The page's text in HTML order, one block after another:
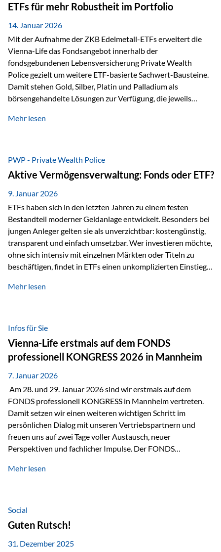
bedeutet: Das Portfolio bildet die Weltmärkte möglichst
breit ab, ohne die…
ETFs für mehr Robustheit im Portfolio
14. Januar 2026
Mit der Aufnahme der ZKB Edelmetall-ETFs erweitert die
Vienna-Life das Fondsangebot innerhalb der
fondsgebundenen Lebensversicherung Private Wealth
Police gezielt um weitere ETF-basierte Sachwert-Bausteine.
Damit stehen Gold, Silber, Platin und Palladium als
börsengehandelte Lösungen zur Verfügung, die jeweils
dabei nicht auf einzelnen Marktmeinungen, sondern auf
Inflationsrobustheit und Stabilisierung – eingebettet in eine
liechtensteinische Versicherungsstruktur. Die
Sicherheitsarchitektur: Liechtenstein als Strukturprinzip Die
Private Wealth Police positioniert sich mit einer dreistufigen
Sicherheitsarchitektur, die auf mehreren Ebenen ansetzt:
Stufe 1: Versicherer-Ebene • Versicherung mit…
Mehr lesen
PWP - Private Wealth Police
Aktive Vermögensverwaltung: Fonds oder ETF?
9. Januar 2026
ETFs haben sich in den letzten Jahren zu einem festen
Bestandteil moderner Geldanlage entwickelt. Besonders bei
jungen Anleger gelten sie als unverzichtbar: kostengünstig,
transparent und einfach umsetzbar. Wer investieren möchte,
ohne sich intensiv mit einzelnen Märkten oder Titeln zu
beschäftigen, findet in ETFs einen unkomplizierten Einstieg
werden häufig kritisch betrachtet. Sie gelten als teurer,
Beide Ansätze haben ihre Berechtigung und ihre Stärken
entfalten sie oft gerade in Kombination. ETFs: Effizient, breit
gestreut und klar strukturiert…
Mehr lesen
Infos für Sie
Vienna-Life erstmals auf dem FONDS
professionell KONGRESS 2026 in Mannheim
7. Januar 2026
Am 28. und 29. Januar 2026 sind wir erstmals auf dem
FONDS professionell KONGRESS in Mannheim vertreten.
Damit setzen wir einen weiteren wichtigen Schritt im
persönlichen Dialog mit unseren Vertriebspartnern und
freuen uns auf zwei Tage voller Austausch, neuer
Perspektiven und fachlicher Impulse. Der FONDS
Branchentreffen für Finanz- und Versicherungsprofis im
Vermögensstrukturierung und Nachfolgeplanung
gemeinsam zu diskutieren. Persönlich für Sie vor Ort An
beiden Kongresstagen stehen Ihnen Maximilian
Fichtenbauer, Dirk…
Mehr lesen
Social
Guten Rutsch!
31. Dezember 2025